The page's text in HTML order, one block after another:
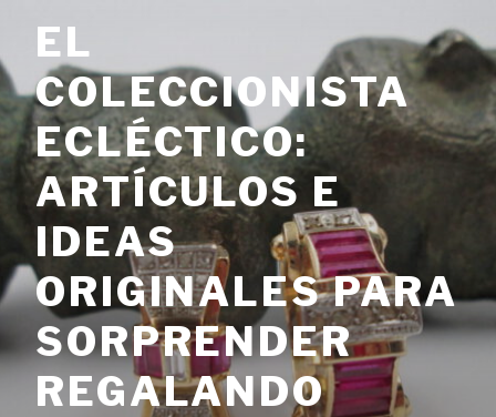
contenido
EL
COLECCIONISTA
ECLÉCTICO:
ARTÍCULOS E
IDEAS
ORIGINALES PARA
SORPRENDER
REGALANDO